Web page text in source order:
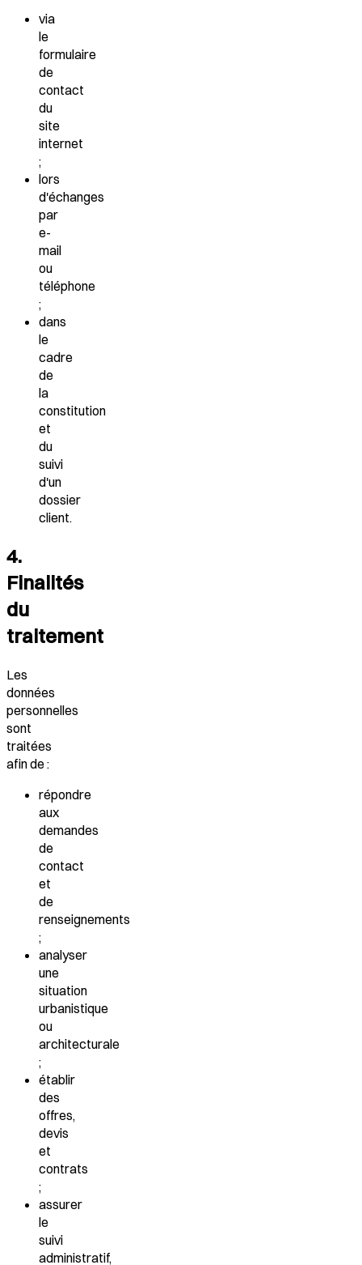
via
le
formulaire
de
contact
du
site
internet
;
lors
d'échanges
par
e-
mail
ou
téléphone
;
dans
le
cadre
de
la
constitution
et
du
suivi
d'un
dossier
client.
4.
Finalités
du
traitement
Les
données
personnelles
sont
traitées
afin de :
répondre
aux
demandes
de
contact
et
de
renseignements
;
analyser
une
situation
urbanistique
ou
architecturale
;
établir
des
offres,
devis
et
contrats
;
assurer
le
suivi
administratif,